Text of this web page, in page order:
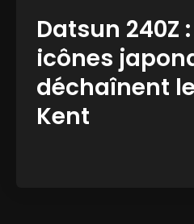
Datsun 240Z
icônes
déchaînent
Kent